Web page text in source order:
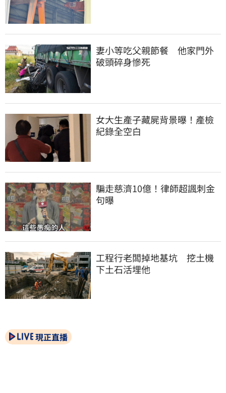
妻小等吃父親節餐　他家門外
破頭碎身慘死
女大生產子藏屍背景曝！產檢
紀錄全空白
騙走慈濟10億！律師超諷刺金
句曝
工程行老闆掉地基坑　挖土機
下土石活埋他
現正直播